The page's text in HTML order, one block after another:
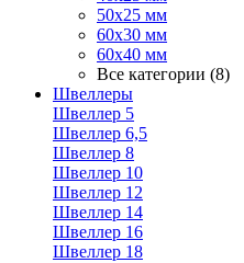
50х25 мм
60х30 мм
60х40 мм
Все категории (8)
Швеллеры
Швеллер 5
Швеллер 6,5
Швеллер 8
Швеллер 10
Швеллер 12
Швеллер 14
Швеллер 16
Швеллер 18